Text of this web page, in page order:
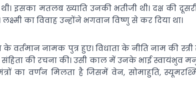
इसका मतलब ख्याति उनकी भतीजी थी। दक्ष की
का विवाह उन्होंने भगवान विष्णु से कर दिया था।
के वर्तमान नामक पुत्र हुए। विधाता के नीति नाम की
की रचना की। उसी काल में उनके भाई स्वायंभुव
वर्णन मिलता है जिसमें वेन, सोमाहुति,